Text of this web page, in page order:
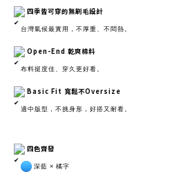
四季皆可穿的無刷毛設計
台灣氣候最實用，不厚重、不悶熱。
Open-End 乾爽棉料
布料挺度佳、穿久更好看。
Basic Fit 寬鬆不Oversize
適中版型，不挑身形，好搭又耐看。
四色齊發
深藍 × 橘字